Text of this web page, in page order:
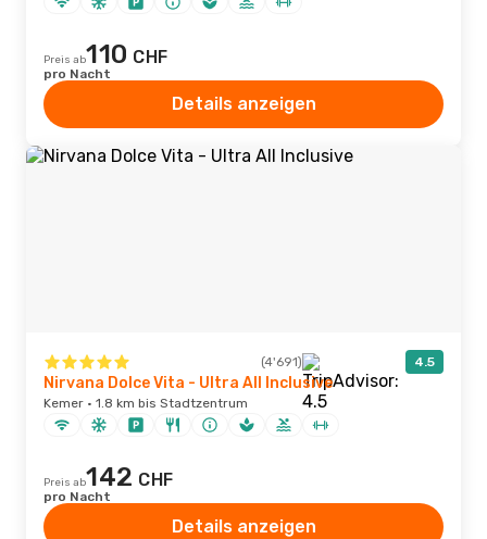
Preis ab110 CHF
pro Nacht
Details anzeigen
(4'691) 4.5
Nirvana Dolce Vita - Ultra All Inclusive
Kemer · 1.8 km bis Stadtzentrum
Preis ab142 CHF
pro Nacht
Details anzeigen